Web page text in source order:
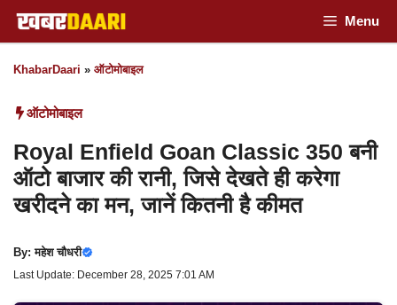
Skip
to
content
Menu
KhabarDaari » ऑटोमोबाइल
ऑटोमोबाइल
Royal Enfield Goan Classic 350 बनी
ऑटो बाजार की रानी, जिसे देखते ही करेगा
खरीदने का मन, जानें कितनी है कीमत
By:महेश चौधरी
Last Update: December 28, 2025 7:01 AM